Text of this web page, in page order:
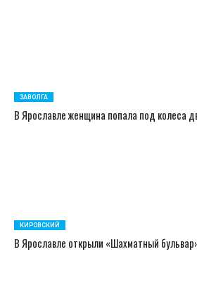
ЗАВОЛГА
В Ярославле женщина попала под колеса
КИРОВСКИЙ
В Ярославле открыли «Шахматный